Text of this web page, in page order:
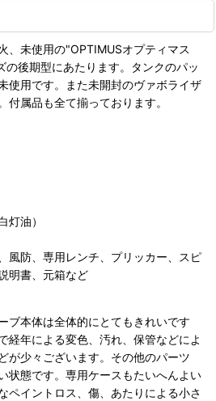
、未使用の"OPTIMUSオプティマス
後期型にあたります。タンクのパッ
使用です。また未開封のヴァボライザ
付属品も全て揃っております。
灯油）
風防、専用レンチ、プリッカー、スピ
明書、元箱など
ブ本体は全体的にとてもきれいです
経年による変色、汚れ、保管などによ
が少々ございます。その他のパーツ
状態です。専用ケースもたいへんよい
ペイントロス、傷、あたりによる小さ